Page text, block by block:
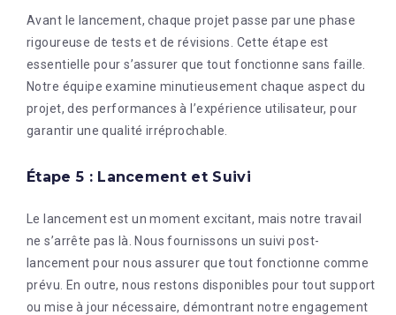
Avant le lancement, chaque projet passe par une phase
rigoureuse de tests et de révisions. Cette étape est
essentielle pour s’assurer que tout fonctionne sans faille.
Notre équipe examine minutieusement chaque aspect du
projet, des performances à l’expérience utilisateur, pour
garantir une qualité irréprochable.
Étape 5 : Lancement et Suivi
Le lancement est un moment excitant, mais notre travail
ne s’arrête pas là. Nous fournissons un suivi post-
lancement pour nous assurer que tout fonctionne comme
prévu. En outre, nous restons disponibles pour tout support
ou mise à jour nécessaire, démontrant notre engagement